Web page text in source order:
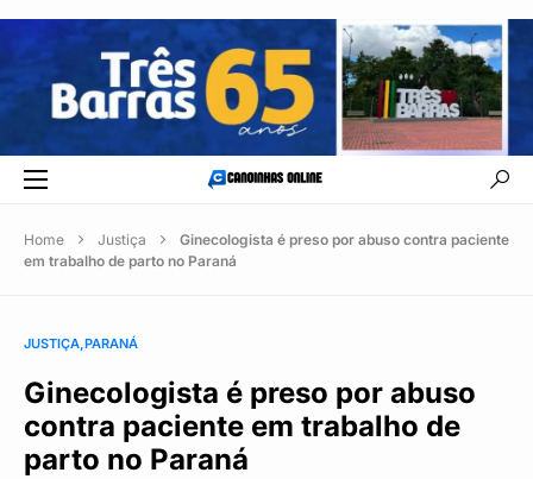
Home Justiça
Ginecologista é preso por abuso contra paciente
em trabalho de parto no Paraná
JUSTIÇA PARANÁ
Ginecologista é preso por abuso
contra paciente em trabalho de
parto no Paraná